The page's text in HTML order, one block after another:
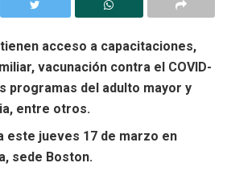
acceso a capacitaciones,
vacunación contra el COVID-
programas del adulto mayor y
entre otros.
este jueves 17 de marzo en
sede Boston.